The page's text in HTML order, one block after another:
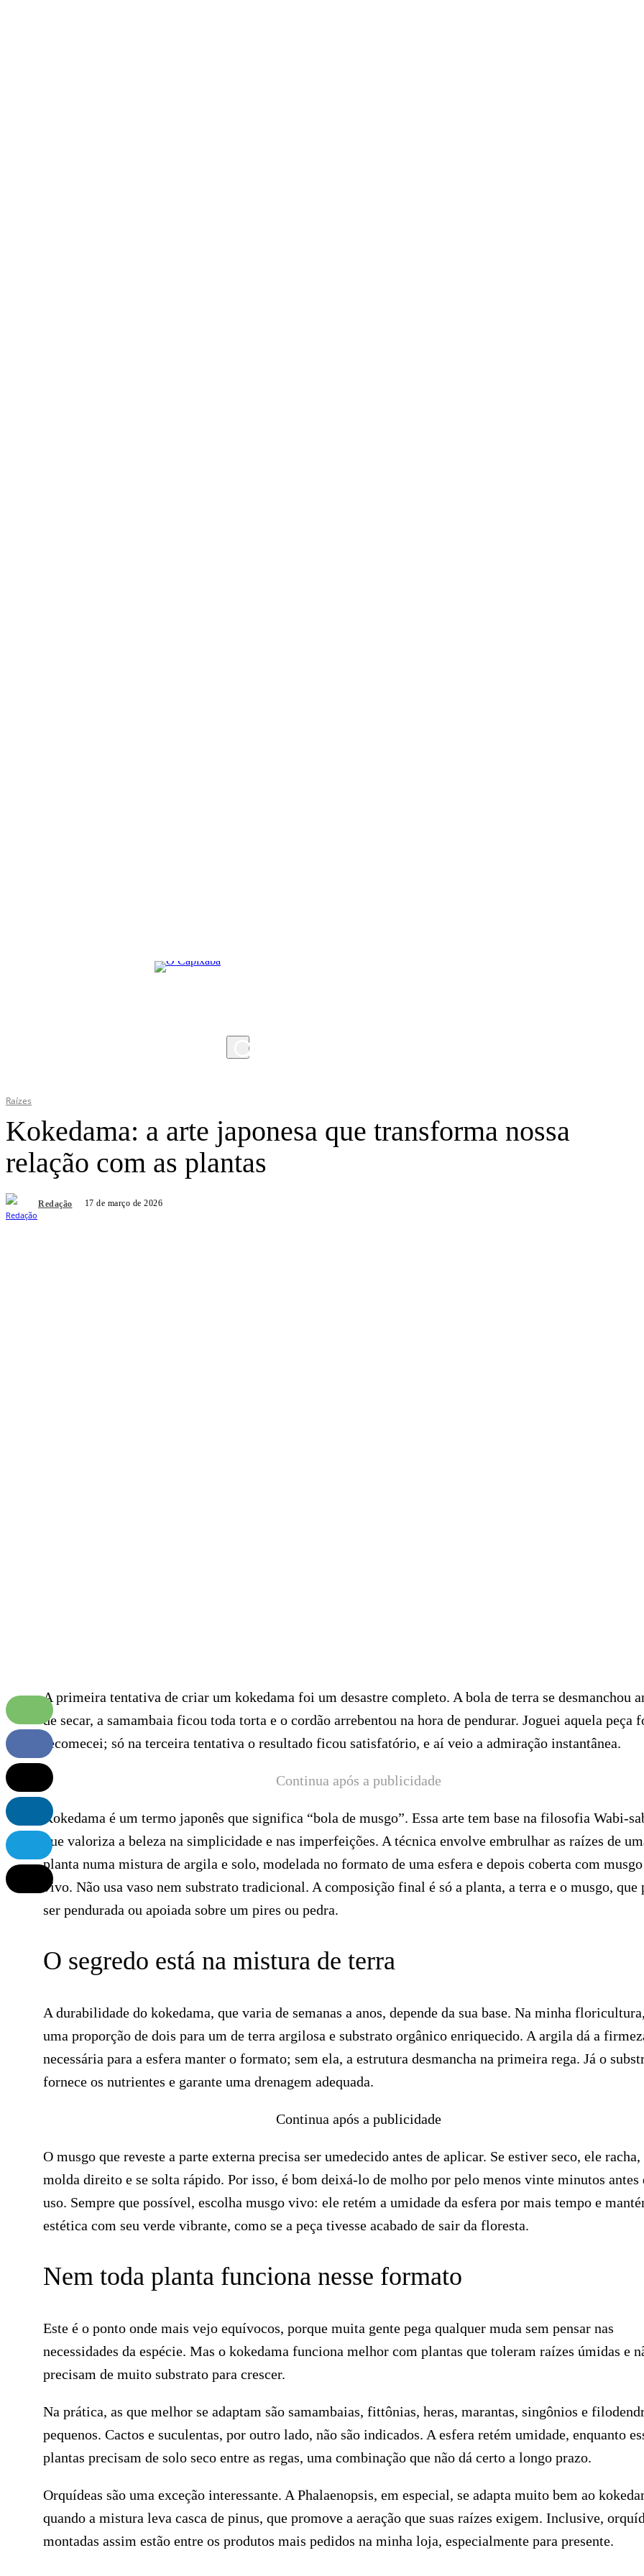
Raízes
Kokedama: a arte japonesa que transforma nossa
relação com as plantas
Redação 17 de março de 2026
A primeira tentativa de criar um kokedama foi um desastre completo. A bola de terra se desmanchou
de secar, a samambaia ficou toda torta e o cordão arrebentou na hora de pendurar. Joguei aquela peça
recomecei; só na terceira tentativa o resultado ficou satisfatório, e aí veio a admiração instantânea.
Continua após a publicidade
Kokedama é um termo japonês que significa “bola de musgo”. Essa arte tem base na filosofia Wabi-
que valoriza a beleza na simplicidade e nas imperfeições. A técnica envolve embrulhar as raízes de
planta numa mistura de argila e solo, modelada no formato de uma esfera e depois coberta com musgo
vivo. Não usa vaso nem substrato tradicional. A composição final é só a planta, a terra e o musgo, que
ser pendurada ou apoiada sobre um pires ou pedra.
O segredo está na mistura de terra
A durabilidade do kokedama, que varia de semanas a anos, depende da sua base. Na minha
uma proporção de dois para um de terra argilosa e substrato orgânico enriquecido. A argila dá a
necessária para a esfera manter o formato; sem ela, a estrutura desmancha na primeira rega. Já o
fornece os nutrientes e garante uma drenagem adequada.
Continua após a publicidade
O musgo que reveste a parte externa precisa ser umedecido antes de aplicar. Se estiver seco, ele racha,
molda direito e se solta rápido. Por isso, é bom deixá-lo de molho por pelo menos vinte minutos antes
uso. Sempre que possível, escolha musgo vivo: ele retém a umidade da esfera por mais tempo e
estética com seu verde vibrante, como se a peça tivesse acabado de sair da floresta.
Nem toda planta funciona nesse formato
Este é o ponto onde mais vejo equívocos, porque muita gente pega qualquer muda sem pensar nas
necessidades da espécie. Mas o kokedama funciona melhor com plantas que toleram raízes úmidas e
precisam de muito substrato para crescer.
Na prática, as que melhor se adaptam são samambaias, fittônias, heras, marantas, singônios e
pequenos. Cactos e suculentas, por outro lado, não são indicados. A esfera retém umidade, enquanto
plantas precisam de solo seco entre as regas, uma combinação que não dá certo a longo prazo.
Orquídeas são uma exceção interessante. A Phalaenopsis, em especial, se adapta muito bem ao
quando a mistura leva casca de pinus, que promove a aeração que suas raízes exigem. Inclusive,
montadas assim estão entre os produtos mais pedidos na minha loja, especialmente para presente.